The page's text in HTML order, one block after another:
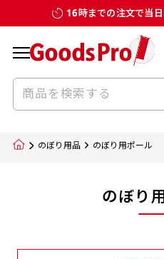
16時までの注文で当
のぼり用品 のぼり用ポール
のぼり